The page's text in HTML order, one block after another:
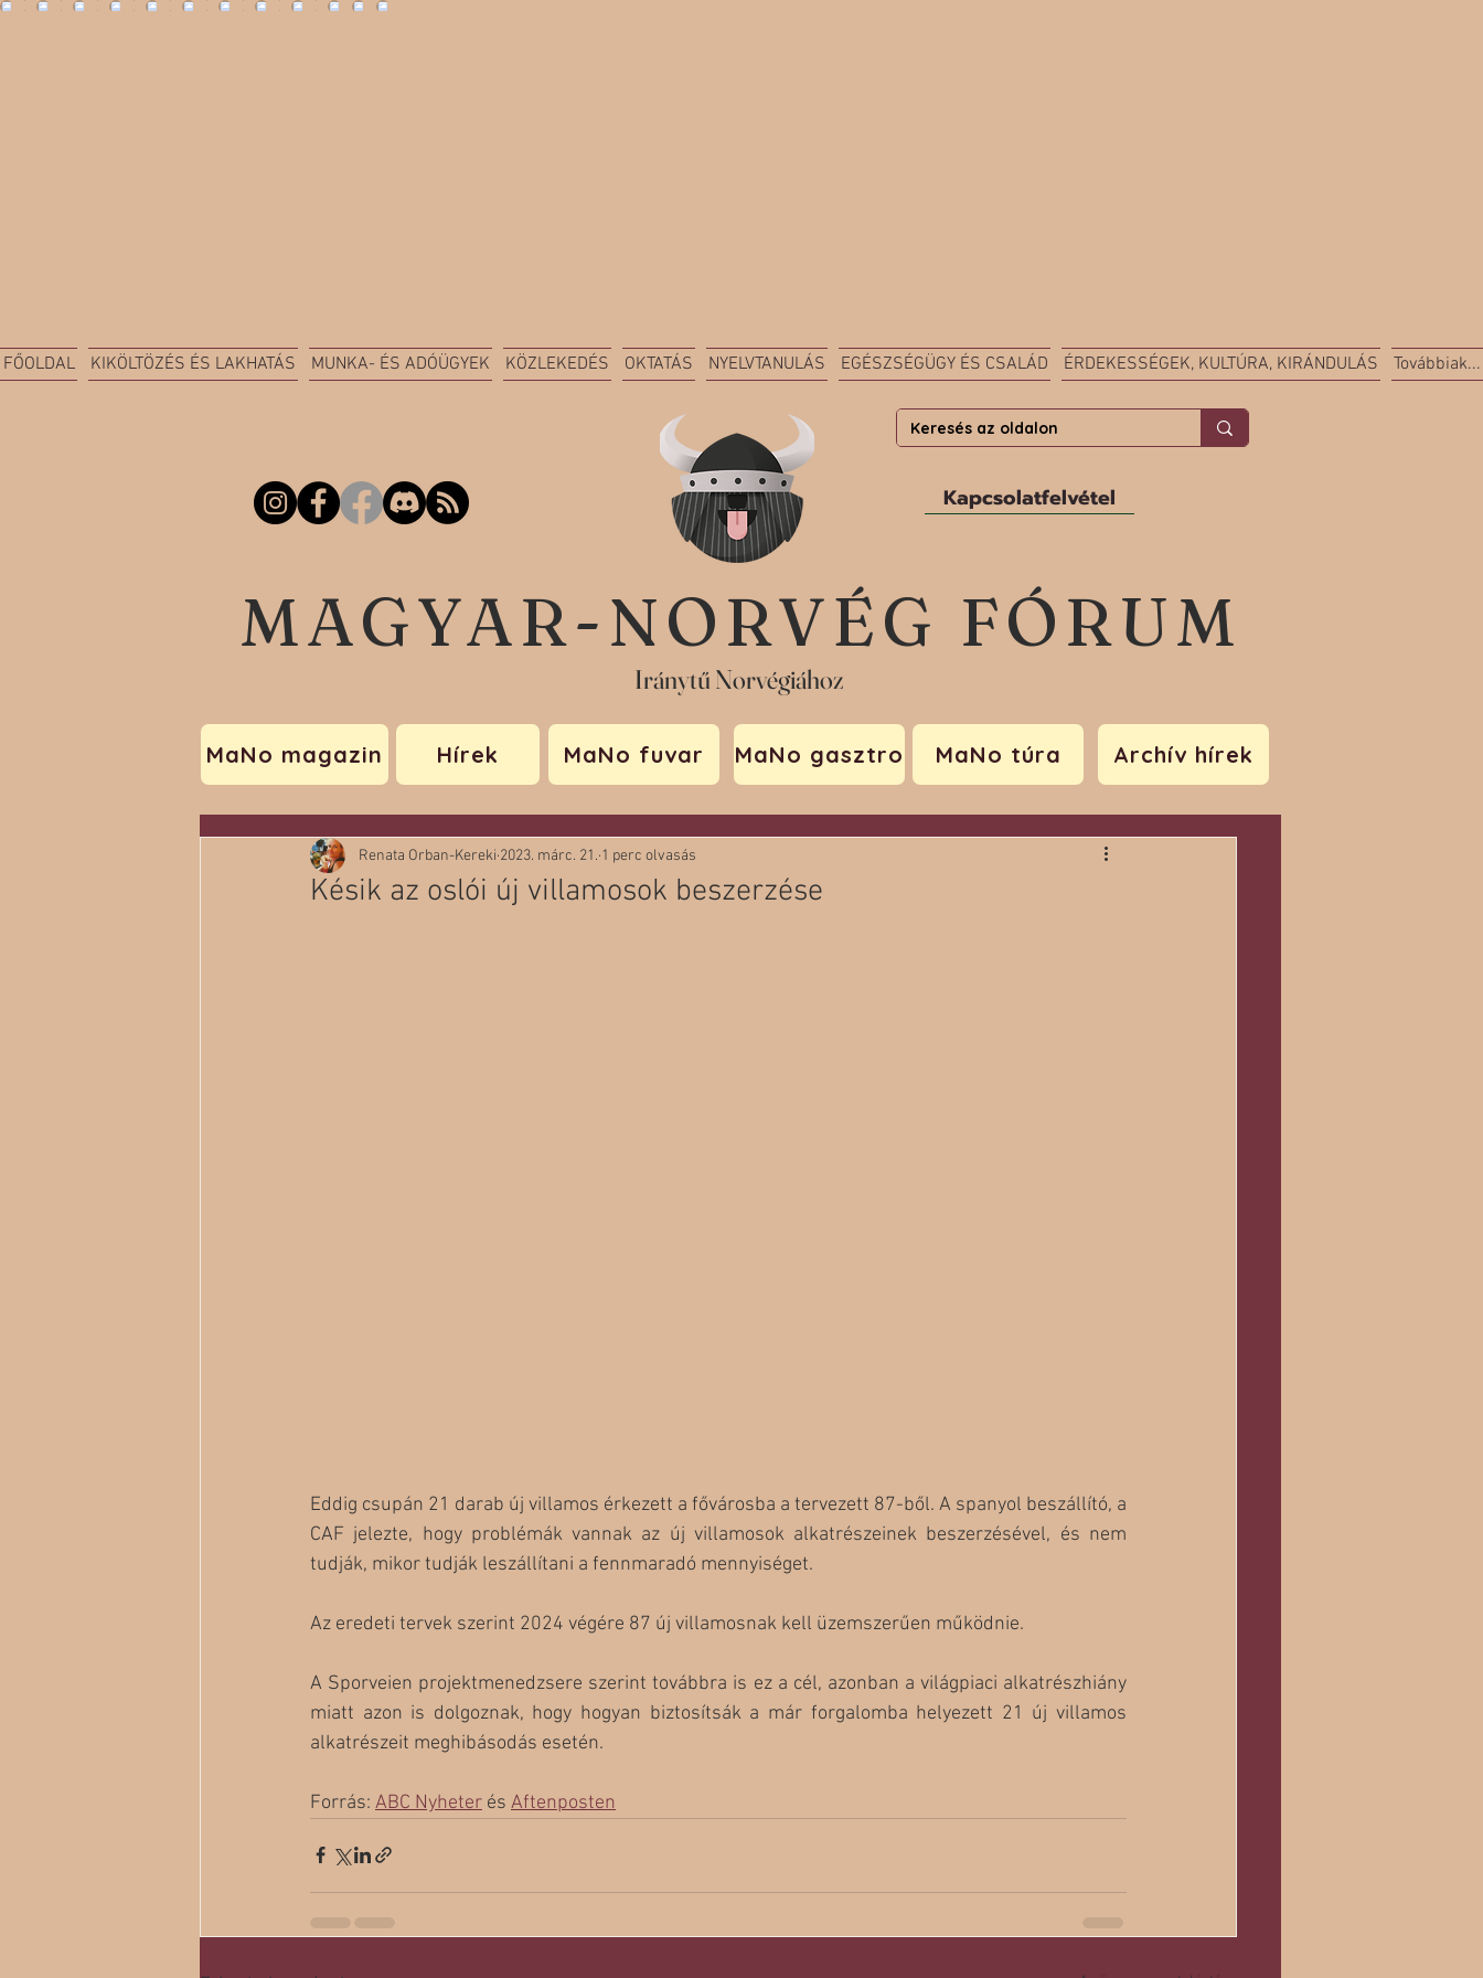
FŐOLDAL KIKÖLTÖZÉS ÉS LAKHATÁS MUNKA- ÉS ADÓÜGYEK KÖZLEKEDÉS OKTATÁS NYELVTANULÁS EGÉSZSÉGÜGY ÉS CSALÁD ÉRDEKESSÉGEK, KULTÚRA, KIRÁNDULÁS Továbbiak...
Kapcsolatfelvétel
MAGYAR-NORVÉG FÓRUM
Iránytű Norvégiához
MaNo magazin Hírek MaNo fuvar MaNo gasztro MaNo túra Archív hírek
Késik az oslói új villamosok beszerzése
Renata Orban-Kereki 2023. márc. 21. 1 perc olvasás
Eddig csupán 21 darab új villamos érkezett a fővárosba a tervezett 87-ből. A spanyol beszállító, a
CAF jelezte, hogy problémák vannak az új villamosok alkatrészeinek beszerzésével, és nem
tudják, mikor tudják leszállítani a fennmaradó mennyiséget.
Az eredeti tervek szerint 2024 végére 87 új villamosnak kell üzemszerűen működnie.
A Sporveien projektmenedzsere szerint továbbra is ez a cél, azonban a világpiaci alkatrészhiány
miatt azon is dolgoznak, hogy hogyan biztosítsák a már forgalomba helyezett 21 új villamos
alkatrészeit meghibásodás esetén.
Forrás: ABC Nyheter és Aftenposten